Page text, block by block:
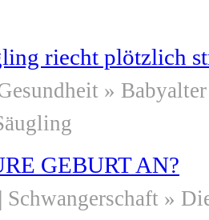
riecht plötzlich
» Babyalter
GEBURT AN?
| Schwangerschaft »